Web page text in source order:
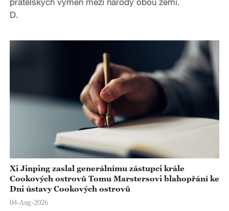
D.
Xi Jinping zaslal generálnímu zástupci krále
Cookových ostrovů Tomu Marstersovi blahopřání ke
Dni ústavy Cookových ostrovů
04-Aug-2026